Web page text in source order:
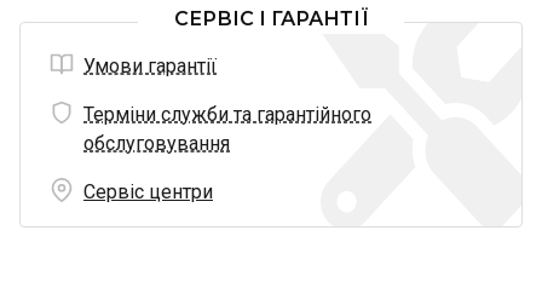
СЕРВІС І ГАРАНТІЇ
Умови гарантії
Терміни служби та гарантійного
обслуговування
Сервіс центри